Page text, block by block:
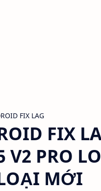
FIX LAG
FIX
V2 PRO
MỚI